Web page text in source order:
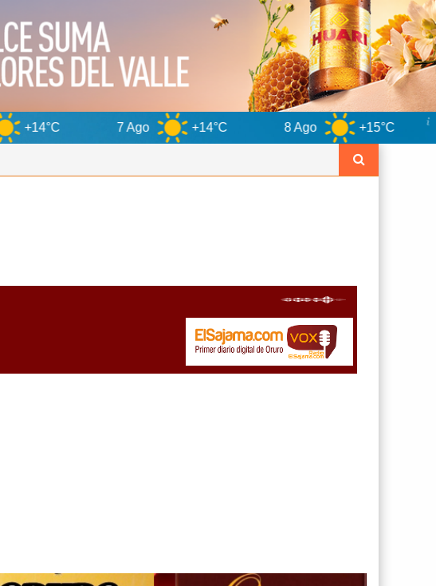
7 Ago +14°C 8 Ago +15°C 9 Ago